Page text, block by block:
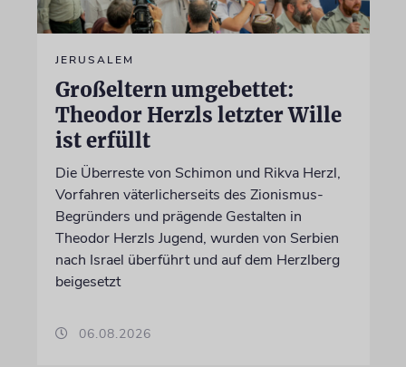
JERUSALEM
Großeltern umgebettet:
Theodor Herzls letzter Wille
ist erfüllt
Die Überreste von Schimon und Rikva Herzl,
Vorfahren väterlicherseits des Zionismus-
Begründers und prägende Gestalten in
Theodor Herzls Jugend, wurden von Serbien
nach Israel überführt und auf dem Herzlberg
beigesetzt
06.08.2026